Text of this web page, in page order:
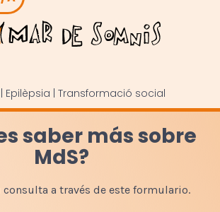
Epilèpsia | Transformació social
saber más sobre
MdS?
consulta a través de este formulario.